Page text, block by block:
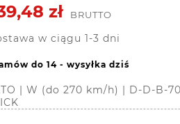
zł
BRUTTO
w ciągu 1-3 dni
do 14 - wysyłka dziś
| W (do 270 km/h) | D-D-B-